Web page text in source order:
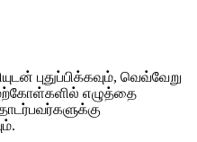
புதுப்பிக்கவும், வெவ்வேறு
எழுத்தை